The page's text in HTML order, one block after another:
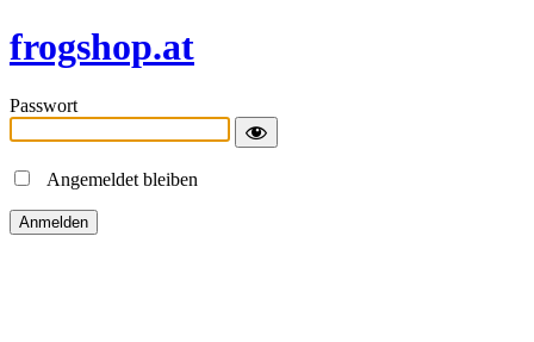
frogshop.at
Passwort
Angemeldet bleiben